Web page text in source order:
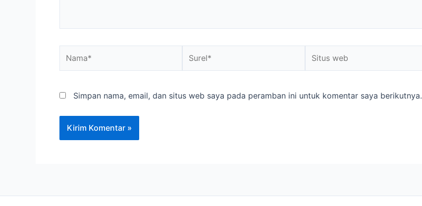
web
Simpan nama, email, dan situs web saya pada peramban ini untuk komentar saya berikutnya.